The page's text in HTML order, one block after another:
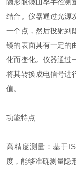
隐形眼镜曲率半径测
结合。仪器通过光源
一个点，然后投射到
镜的表面具有一定的
化而变化。仪器通过
将其转换成电信号进
值。
功能特点
高精度测量：基于
度，能够准确测量隐